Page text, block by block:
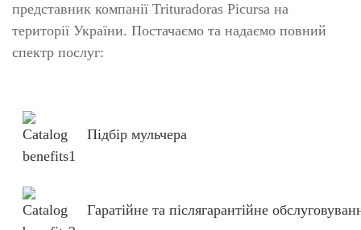
представник компанії Trituradoras Picursa на
території України. Постачаємо та надаємо повний
спектр послуг:
Підбір мульчера
Гаратійне та післягарантійне